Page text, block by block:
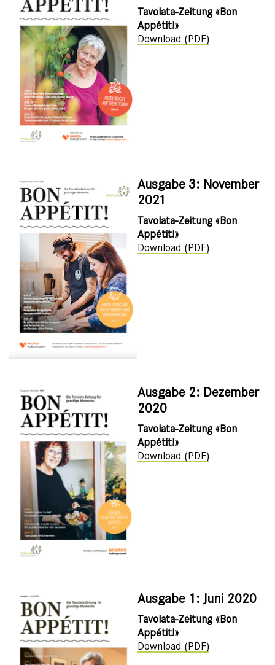
Tavolata-Zeitung «Bon
Appétit!»
Download (PDF)
Ausgabe 3: November
2021
Tavolata-Zeitung «Bon
Appétit!»
Download (PDF)
Ausgabe 2: Dezember
2020
Tavolata-Zeitung «Bon
Appétit!»
Download (PDF)
Ausgabe 1: Juni 2020
Tavolata-Zeitung «Bon
Appétit!»
Download (PDF)